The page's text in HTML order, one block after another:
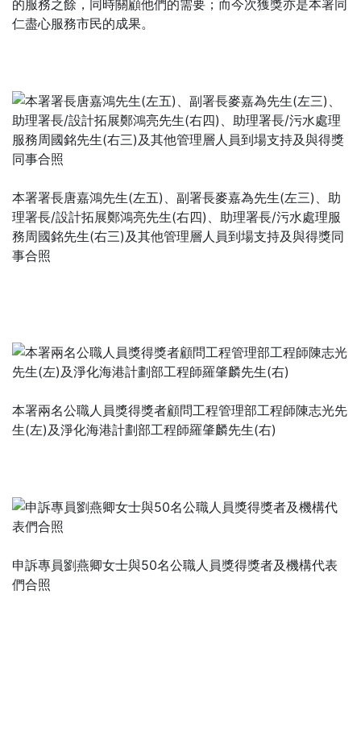
的服務之餘，同時關顧他們的需要；而今次獲獎亦是本署同
仁盡心服務市民的成果。
本署署長唐嘉鴻先生(左五)、副署長麥嘉為先生(左三)、助
理署長/設計拓展鄭鴻亮先生(右四)、助理署長/污水處理服
務周國銘先生(右三)及其他管理層人員到場支持及與得獎同
事合照
本署兩名公職人員獎得獎者顧問工程管理部工程師陳志光先
生(左)及淨化海港計劃部工程師羅肇麟先生(右)
申訴專員劉燕卿女士與50名公職人員獎得獎者及機構代表
們合照